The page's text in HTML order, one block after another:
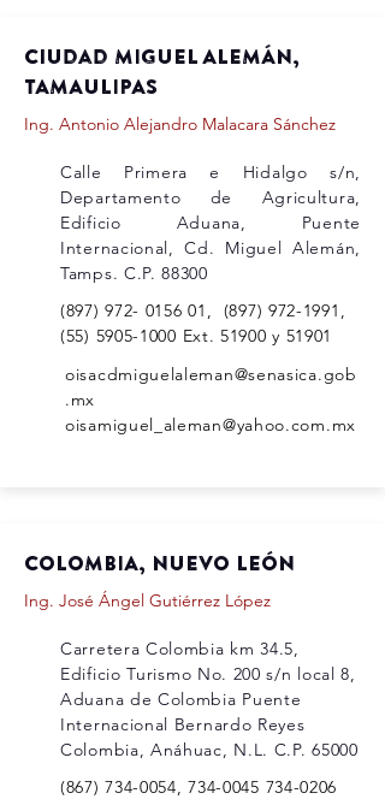
Ciudad MIGUEL ALEMÁN,
TAMAULIPAS
Ing. Antonio Alejandro Malacara Sánchez
Calle Primera e Hidalgo s/n,
Departamento de Agricultura,
Edificio Aduana, Puente
Internacional, Cd. Miguel Alemán,
Tamps. C.P. 88300
(897) 972- 0156 01 , (897) 972-1991 ,
(55) 5905-1000 Ext. 51900 y 51901
oisacdmiguelaleman@senasica.gob
.mx
oisamiguel_aleman@yahoo.com.mx
COLOMBIA, NUEVO LEÓN
Ing. José Ángel Gutiérrez López
Carretera Colombia km 34.5,
Edificio Turismo No. 200 s/n local 8,
Aduana de Colombia Puente
Internacional Bernardo Reyes
Colombia, Anáhuac, N.L. C.P. 65000
(867) 734-0054,734-0045 734-0206